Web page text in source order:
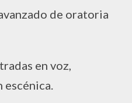
de oratoria
en voz,
escénica.